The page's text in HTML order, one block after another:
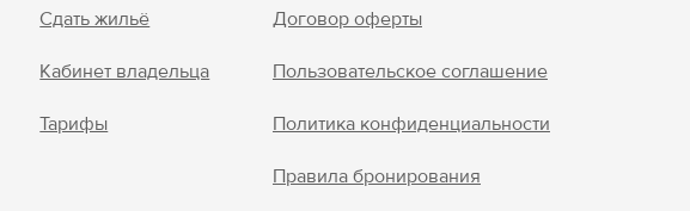
Сдать жильё
Кабинет владельца
Тарифы
Договор оферты
Пользовательское соглашение
Политика конфиденциальности
Правила бронирования